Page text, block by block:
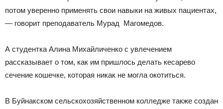
потом уверенно применять свои навыки на живых пациентах,
— говорит преподаватель Мурад Магомедов.
А студентка Алина Михайличенко с увлечением
рассказывает о том, как им пришлось делать кесарево
сечение кошечке, которая никак не могла окотиться.
В Буйнакском сельскохозяйственном колледже также создан